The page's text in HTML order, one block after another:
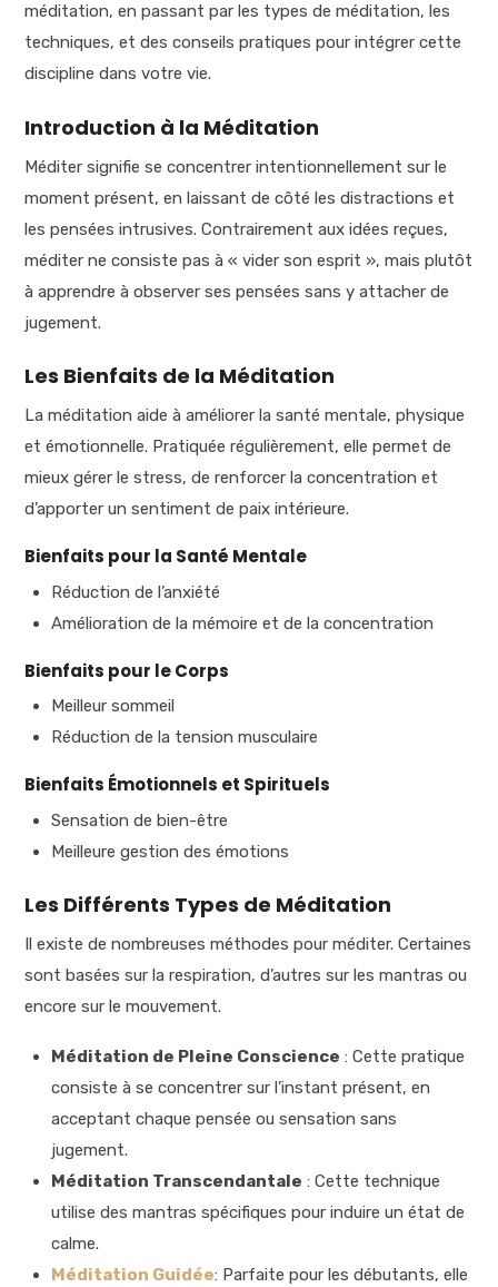
méditation, en passant par les types de méditation, les
techniques, et des conseils pratiques pour intégrer cette
discipline dans votre vie.
Introduction à la Méditation
Méditer signifie se concentrer intentionnellement sur le
moment présent, en laissant de côté les distractions et
les pensées intrusives. Contrairement aux idées reçues,
méditer ne consiste pas à « vider son esprit », mais plutôt
à apprendre à observer ses pensées sans y attacher de
jugement.
Les Bienfaits de la Méditation
La méditation aide à améliorer la santé mentale, physique
et émotionnelle. Pratiquée régulièrement, elle permet de
mieux gérer le stress, de renforcer la concentration et
d’apporter un sentiment de paix intérieure.
Bienfaits pour la Santé Mentale
Réduction de l’anxiété
Amélioration de la mémoire et de la concentration
Bienfaits pour le Corps
Meilleur sommeil
Réduction de la tension musculaire
Bienfaits Émotionnels et Spirituels
Sensation de bien-être
Meilleure gestion des émotions
Les Différents Types de Méditation
Il existe de nombreuses méthodes pour méditer. Certaines
sont basées sur la respiration, d’autres sur les mantras ou
encore sur le mouvement.
Méditation de Pleine Conscience : Cette pratique
consiste à se concentrer sur l’instant présent, en
acceptant chaque pensée ou sensation sans
jugement.
Méditation Transcendantale : Cette technique
utilise des mantras spécifiques pour induire un état de
calme.
Méditation Guidée: Parfaite pour les débutants, elle